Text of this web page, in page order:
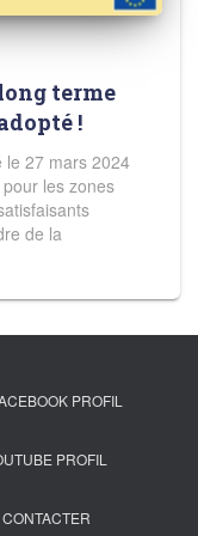
terme
!
le 27 mars 2024
les zones
de la
PROFIL
PROFIL